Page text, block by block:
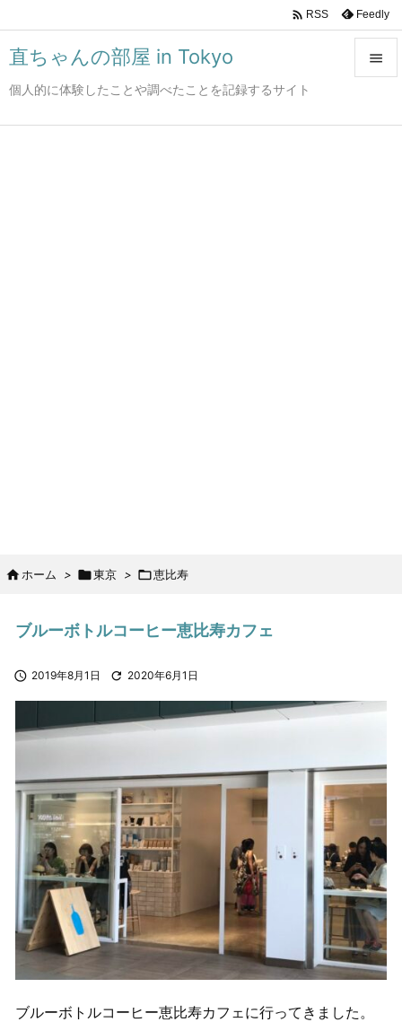
直ちゃんの部屋 in Tokyo
個人的に体験したことや調べたことを記録するサイト

 RSS Feedly
 ホーム > 東京 > 恵比寿
ブルーボトルコーヒー恵比寿カフェ
 2019年8月1日  2020年6月1日
ブルーボトルコーヒー恵比寿カフェに行ってきました。